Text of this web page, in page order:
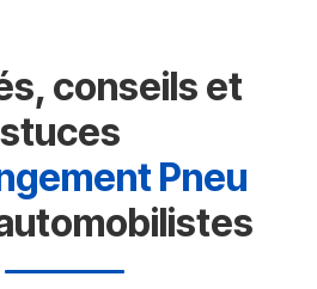
conseils et
Pneu